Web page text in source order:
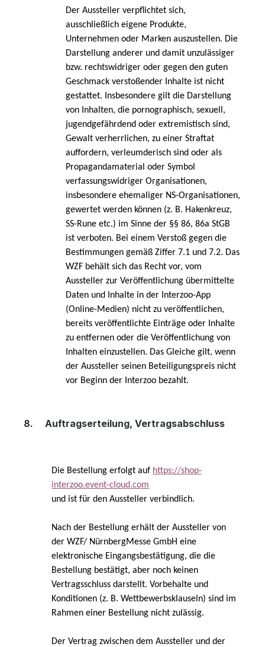
Der Aussteller verpflichtet sich,
ausschließlich eigene Produkte,
Unternehmen oder Marken auszustellen. Die
Darstellung anderer und damit unzulässiger
bzw. rechtswidriger oder gegen den guten
Geschmack verstoßender Inhalte ist nicht
gestattet. Insbesondere gilt die Darstellung
von Inhalten, die pornographisch, sexuell,
jugendgefährdend oder extremistisch sind,
Gewalt verherrlichen, zu einer Straftat
auffordern, verleumderisch sind oder als
Propagandamaterial oder Symbol
verfassungswidriger Organisationen,
insbesondere ehemaliger NS-Organisationen,
gewertet werden können (z. B. Hakenkreuz,
SS-Rune etc.) im Sinne der §§ 86, 86a StGB
ist verboten. Bei einem Verstoß gegen die
Bestimmungen gemäß Ziffer 7.1 und 7.2. Das
WZF behält sich das Recht vor, vom
Aussteller zur Veröffentlichung übermittelte
Daten und Inhalte in der Interzoo-App
(Online-Medien) nicht zu veröffentlichen,
bereits veröffentlichte Einträge oder Inhalte
zu entfernen oder die Veröffentlichung von
Inhalten einzustellen. Das Gleiche gilt, wenn
der Aussteller seinen Beteiligungspreis nicht
vor Beginn der Interzoo bezahlt.
8. Auftragserteilung, Vertragsabschluss
Die Bestellung erfolgt auf https://shop-
interzoo.event-cloud.com
und ist für den Aussteller verbindlich.
Nach der Bestellung erhält der Aussteller von
der WZF/ NürnbergMesse GmbH eine
elektronische Eingangsbestätigung, die die
Bestellung bestätigt, aber noch keinen
Vertragsschluss darstellt. Vorbehalte und
Konditionen (z. B. Wettbewerbsklauseln) sind im
Rahmen einer Bestellung nicht zulässig.
Der Vertrag zwischen dem Aussteller und der